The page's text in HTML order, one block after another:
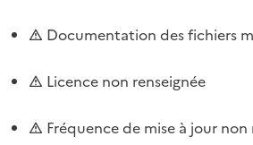
Documentation des fichiers
Licence non renseignée
Fréquence de mise à jour non